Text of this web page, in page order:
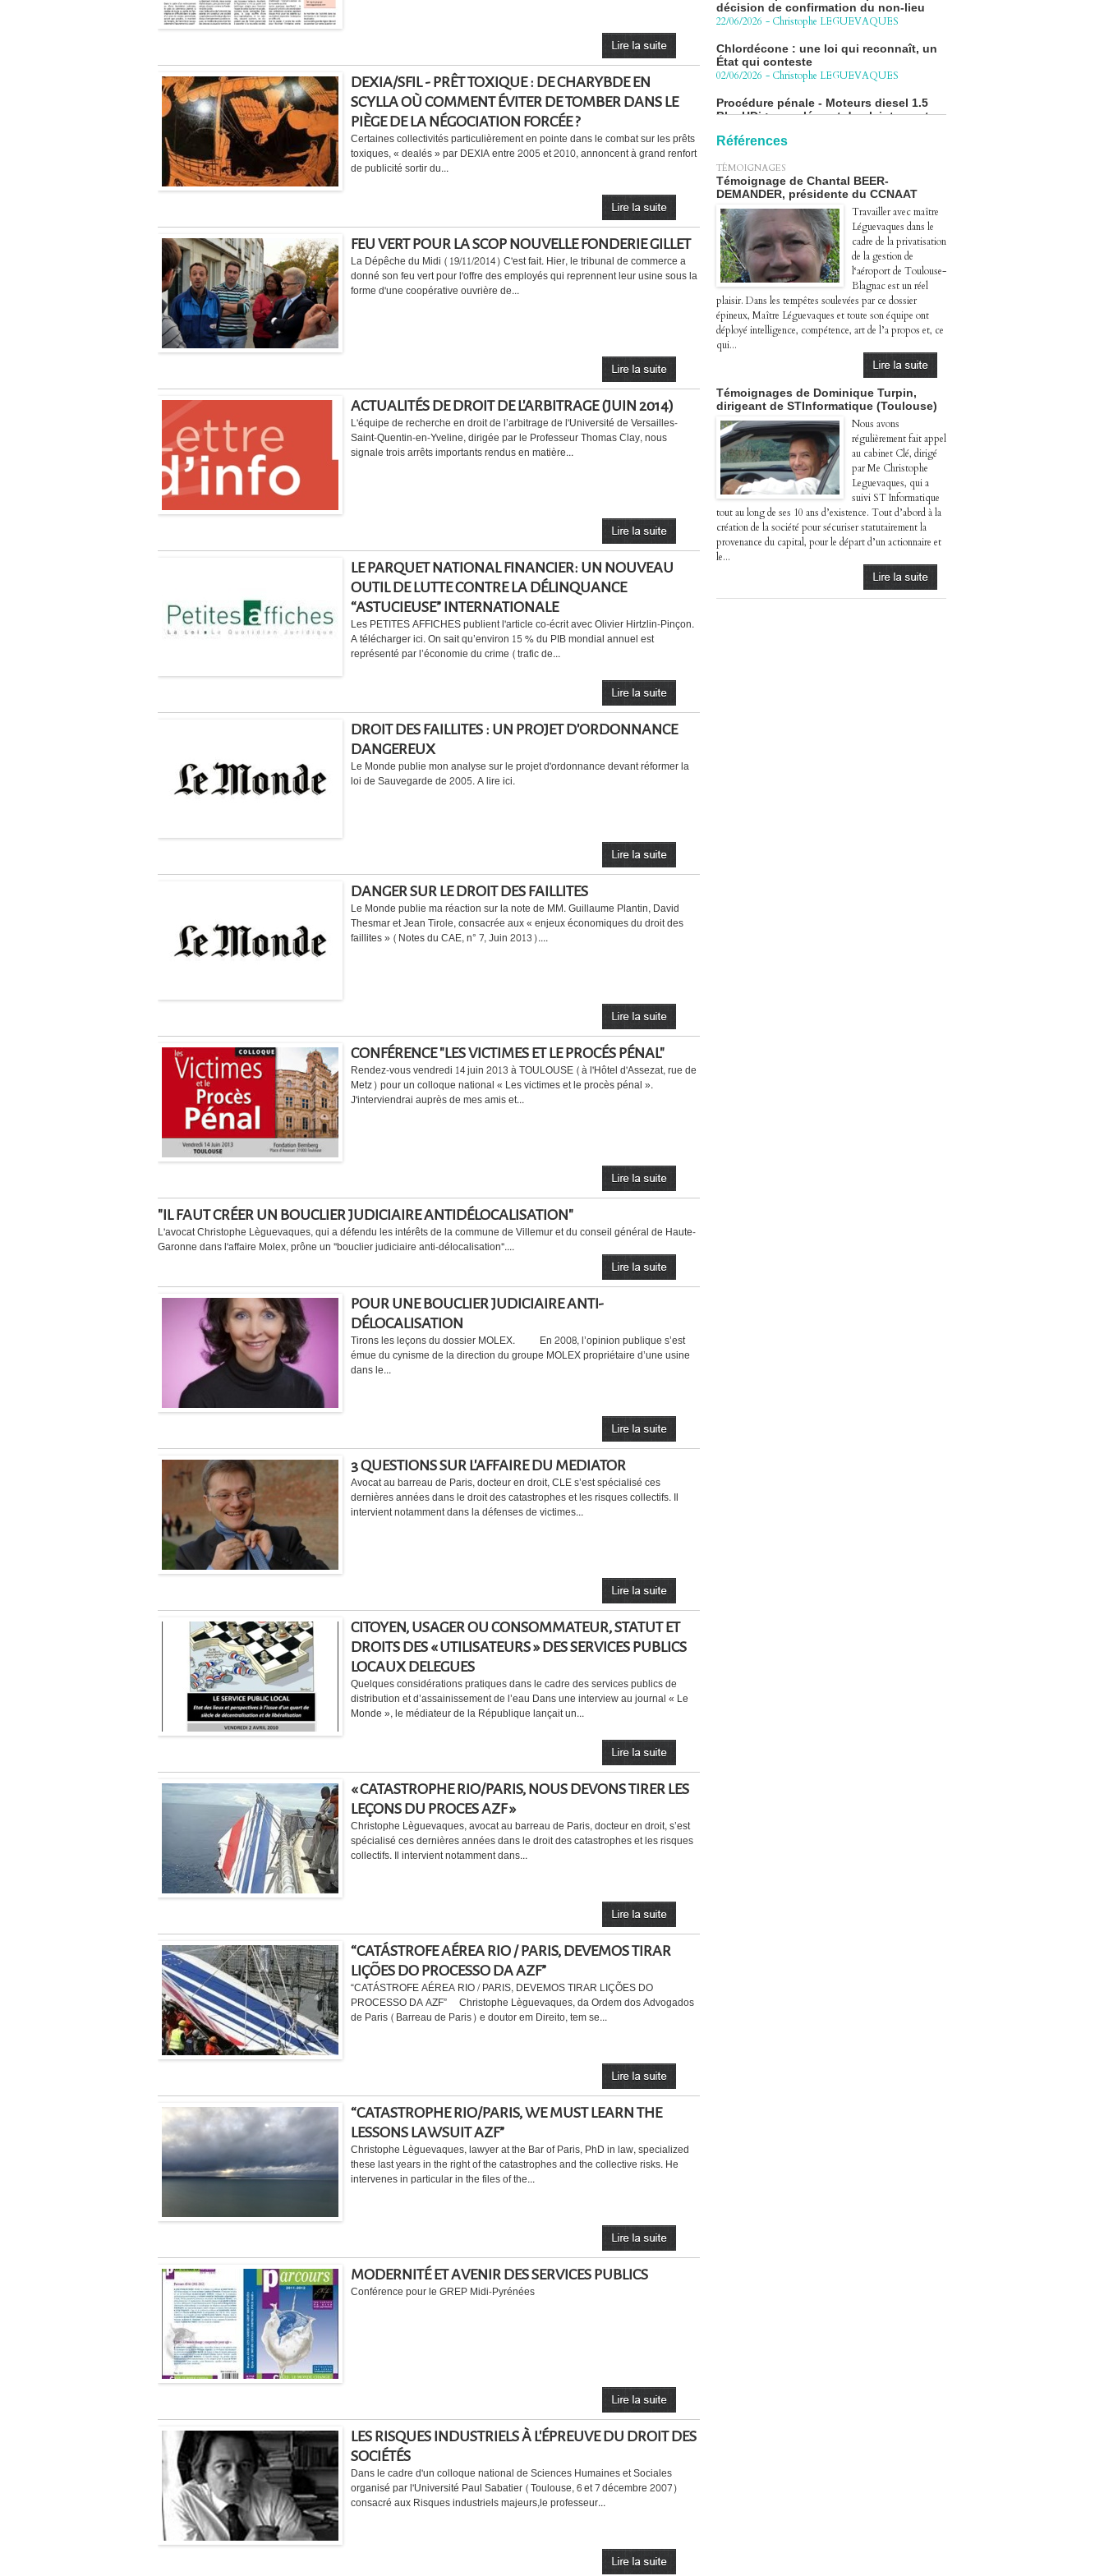
DEXIA/SFIL - PRÊT TOXIQUE : DE CHARYBDE EN
SCYLLA OÙ COMMENT ÉVITER DE TOMBER DANS LE
PIÈGE DE LA NÉGOCIATION FORCÉE ?
Certaines collectivités particulièrement en pointe dans le combat sur les prêts
toxiques, « dealés » par DEXIA entre 2005 et 2010, annoncent à grand renfort
de publicité sortir du...
FEU VERT POUR LA SCOP NOUVELLE FONDERIE GILLET
La Dépêche du Midi (19/11/2014) C'est fait. Hier, le tribunal de commerce a
donné son feu vert pour l'offre des employés qui reprennent leur usine sous la
forme d'une coopérative ouvrière de...
ACTUALITÉS DE DROIT DE L'ARBITRAGE (JUIN 2014)
L'équipe de recherche en droit de l’arbitrage de l'Université de Versailles-
Saint-Quentin-en-Yveline, dirigée par le Professeur Thomas Clay, nous
signale trois arrêts importants rendus en matière...
LE PARQUET NATIONAL FINANCIER: UN NOUVEAU
OUTIL DE LUTTE CONTRE LA DÉLINQUANCE
“ASTUCIEUSE” INTERNATIONALE
Les PETITES AFFICHES publient l'article co-écrit avec Olivier Hirtzlin-Pinçon.
A télécharger ici. On sait qu’environ 15 % du PIB mondial annuel est
représenté par l’économie du crime (trafic de...
DROIT DES FAILLITES : UN PROJET D'ORDONNANCE
DANGEREUX
Le Monde publie mon analyse sur le projet d'ordonnance devant réformer la
loi de Sauvegarde de 2005. A lire ici.
DANGER SUR LE DROIT DES FAILLITES
Le Monde publie ma réaction sur la note de MM. Guillaume Plantin, David
Thesmar et Jean Tirole, consacrée aux « enjeux économiques du droit des
faillites » (Notes du CAE, n° 7, Juin 2013)....
CONFÉRENCE "LES VICTIMES ET LE PROCÉS PÉNAL"
Rendez-vous vendredi 14 juin 2013 à TOULOUSE (à l'Hôtel d'Assezat, rue de
Metz) pour un colloque national « Les victimes et le procès pénal ».
J'interviendrai auprès de mes amis et...
"IL FAUT CRÉER UN BOUCLIER JUDICIAIRE ANTIDÉLOCALISATION"
L'avocat Christophe Lèguevaques, qui a défendu les intérêts de la commune de Villemur et du conseil général de Haute-
Garonne dans l'affaire Molex, prône un "bouclier judiciaire anti-délocalisation"....
POUR UNE BOUCLIER JUDICIAIRE ANTI-
DÉLOCALISATION
Tirons les leçons du dossier MOLEX. En 2008, l’opinion publique s’est
émue du cynisme de la direction du groupe MOLEX propriétaire d’une usine
dans le...
3 QUESTIONS SUR L'AFFAIRE DU MEDIATOR
Avocat au barreau de Paris, docteur en droit, CLE s’est spécialisé ces
dernières années dans le droit des catastrophes et les risques collectifs. Il
intervient notamment dans la défenses de victimes...
CITOYEN, USAGER OU CONSOMMATEUR, STATUT ET
DROITS DES « UTILISATEURS » DES SERVICES PUBLICS
LOCAUX DELEGUES
Quelques considérations pratiques dans le cadre des services publics de
distribution et d’assainissement de l’eau Dans une interview au journal « Le
Monde », le médiateur de la République lançait un...
« CATASTROPHE RIO/PARIS, NOUS DEVONS TIRER LES
LEÇONS DU PROCES AZF »
Christophe Lèguevaques, avocat au barreau de Paris, docteur en droit, s’est
spécialisé ces dernières années dans le droit des catastrophes et les risques
collectifs. Il intervient notamment dans...
“CATÁSTROFE AÉREA RIO / PARIS, DEVEMOS TIRAR
LIÇÕES DO PROCESSO DA AZF”
“CATÁSTROFE AÉREA RIO / PARIS, DEVEMOS TIRAR LIÇÕES DO
PROCESSO DA AZF” Christophe Lèguevaques, da Ordem dos Advogados
de Paris (Barreau de Paris) e doutor em Direito, tem se...
“CATASTROPHE RIO/PARIS, WE MUST LEARN THE
LESSONS LAWSUIT AZF”
Christophe Lèguevaques, lawyer at the Bar of Paris, PhD in law, specialized
these last years in the right of the catastrophes and the collective risks. He
intervenes in particular in the files of the...
MODERNITÉ ET AVENIR DES SERVICES PUBLICS
Conférence pour le GREP Midi-Pyrénées
LES RISQUES INDUSTRIELS À L'ÉPREUVE DU DROIT DES
SOCIÉTÉS
Dans le cadre d'un colloque national de Sciences Humaines et Sociales
organisé par l'Université Paul Sabatier (Toulouse, 6 et 7 décembre 2007)
consacré aux Risques industriels majeurs,le professeur...
Chlordécone : une loi qui reconnaît, un
État qui conteste
02/06/2026
Christophe LEGUEVAQUES
Procédure pénale - Moteurs diesel 1.5
BlueHDi : complément de plainte contre
le Groupe STELLANTIS
27/04/2026 -Christophe LEGUEVAQUES
Péage autoroute : tout savoir (ou
le 2 avril
07/04/2026 -Christophe LEGUEVAQUES
Références
TÉMOIGNAGES
Témoignage de Chantal BEER-
DEMANDER, présidente du CCNAAT
Travailler avec maître
Léguevaques dans le
cadre de la privatisation
de la gestion de
l‘aéroport de Toulouse-
Blagnac est un réel
plaisir. Dans les tempêtes soulevées par ce dossier
épineux, Maître Léguevaques et toute son équipe ont
déployé intelligence, compétence, art de l’a propos et, ce
qui...
Témoignages de Dominique Turpin,
dirigeant de STInformatique (Toulouse)
Nous avons
régulièrement fait appel
au cabinet Clé, dirigé
par Me Christophe
Leguevaques, qui a
suivi ST Informatique
tout au long de ses 10 ans d’existence. Tout d’abord à la
création de la société pour sécuriser statutairement la
provenance du capital, pour le départ d’un actionnaire et
le...